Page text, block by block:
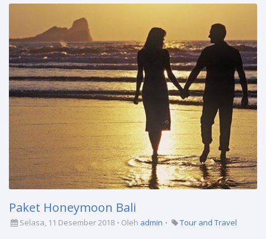
Paket Honeymoon Bali
Selasa, 11 Desember 2018 Oleh admin Tour and Travel